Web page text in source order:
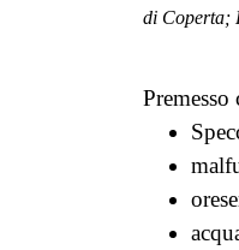
di Coperta;